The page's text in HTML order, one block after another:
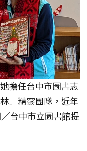
擔任台中市圖書志
」精靈團隊，近年
台中市立圖書館提